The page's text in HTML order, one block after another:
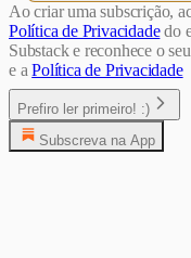
Ao criar uma subscrição,
Política de Privacidadedo
Substack e reconhece o seu
e aPolítica de Privacidade
Prefiro ler primeiro! :)
Subscreva na App